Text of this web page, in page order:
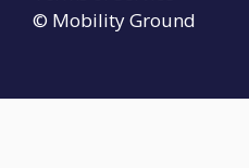
© Mobility Ground